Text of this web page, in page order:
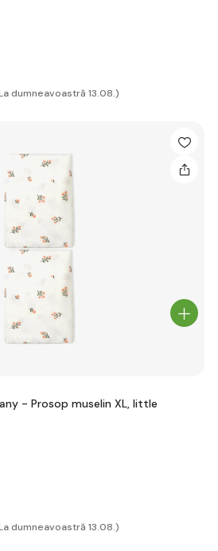
dumneavoastră 13.08.)
- Prosop muselin XL, little
dumneavoastră 13.08.)